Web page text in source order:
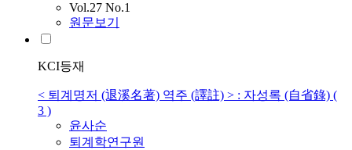
Vol.27 No.1
원문보기
KCI등재
< 퇴계명저 (退溪名著) 역주 (譯註) > : 자성록 (自省錄) (
3 )
윤사순
퇴계학연구원